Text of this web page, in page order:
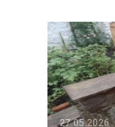
27.05.2026